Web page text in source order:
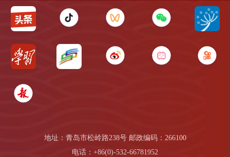
地址：青岛市松岭路238号 邮政编码：266100
电话：+86(0)-532-66781952